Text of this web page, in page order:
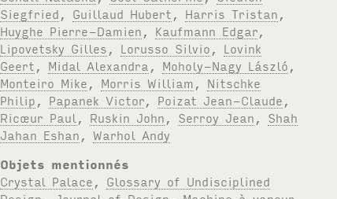
Siegfried
Guillaud Hubert Harris Tristan
Huyghe Pierre-Damien
Kaufmann Edgar
Lipovetsky Gilles
Lorusso Silvio
Lovink
Geert
Midal Alexandra Moholy-Nagy László
Monteiro Mike
Morris William
Nitschke
Philip
Papanek Victor Poizat Jean-Claude
Ricœur Paul
Ruskin John Serroy Jean
Shah
Jahan Eshan ,Warhol Andy
Objets mentionnés
Crystal Palace
Glossary of Undisciplined